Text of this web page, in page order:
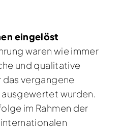
eingelöst
waren wie immer
und qualitative
das vergangene
wurden.
im Rahmen der